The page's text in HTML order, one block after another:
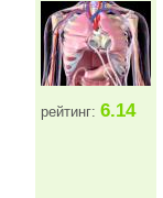
рейтинг: 6.14